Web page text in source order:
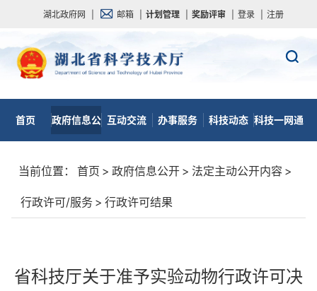
湖北政府网 邮箱 计划管理 奖励评审 登录 注册
首页 政府信息公 互动交流 办事服务 科技动态 科技一网通
当前位置： 首页 > 政府信息公开 > 法定主动公开内容 >
行政许可/服务 > 行政许可结果
省科技厅关于准予实验动物行政许可决